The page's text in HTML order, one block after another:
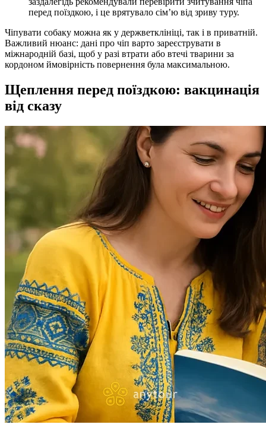
перед поїздкою, і це врятувало сім’ю від зриву туру.
Чіпувати собаку можна як у держветклініці, так і в приватній.
Важливий нюанс: дані про чіп варто зареєструвати в
міжнародній базі, щоб у разі втрати або втечі тварини за
кордоном ймовірність повернення була максимальною.
Щеплення перед поїздкою: вакцинація
від сказу